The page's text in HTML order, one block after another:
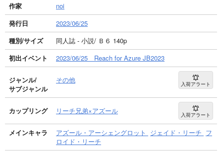
作家
noi
発行日
2023/06/25
種別/サイズ
同人誌 - 小説/ Ｂ６ 140p
初出イベント
2023/06/25 Reach for Azure JB2023
ジャンル/
サブジャンル
その他 入荷アラート
カップリング リーチ兄弟×アズール 入荷アラート
メインキャラ アズール・アーシェングロット ジェイド・リーチ フ
ロイド・リーチ